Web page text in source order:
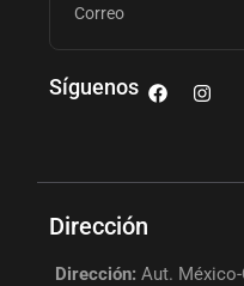
Síguenos
Dirección
Dirección: Aut.